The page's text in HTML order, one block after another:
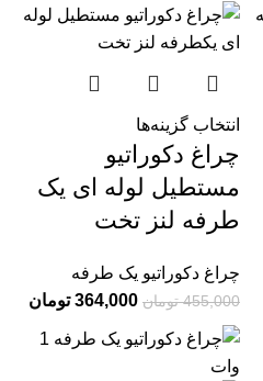
انتخاب گزینه‌ها
چراغ دکوراتیو
مستطیل لوله ای یک
طرفه لنز تخت
چراغ دکوراتیو یک طرفه
455,000 تومان 364,000 تومان